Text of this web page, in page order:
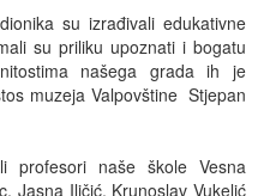
su izrađivali edukativne
su priliku upoznati i bogatu
našega grada ih je
muzeja Valpovštine Stjepan
profesori naše škole Vesna
Jasna Iličić, Krunoslav Vukelić